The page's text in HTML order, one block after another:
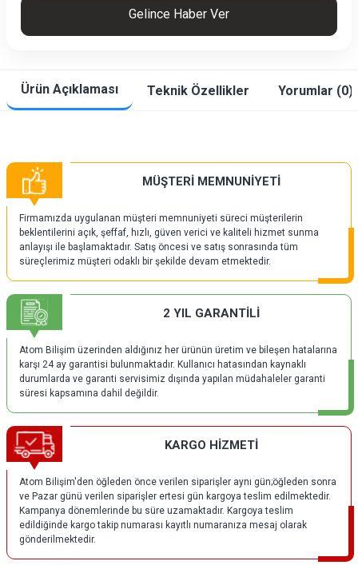
Gelince Haber Ver
Ürün Açıklaması Teknik Özellikler Yorumlar (0)
MÜŞTERİ MEMNUNİYETİ
Firmamızda uygulanan müşteri memnuniyeti süreci müşterilerin
beklentilerini açık, şeffaf, hızlı, güven verici ve kaliteli hizmet sunma
anlayışı ile başlamaktadır. Satış öncesi ve satış sonrasında tüm
süreçlerimiz müşteri odaklı bir şekilde devam etmektedir.
2 YIL GARANTİLİ
Atom Bilişim üzerinden aldığınız her ürünün üretim ve bileşen hatalarına
karşı 24 ay garantisi bulunmaktadır. Kullanıcı hatasından kaynaklı
durumlarda ve garanti servisimiz dışında yapılan müdahaleler garanti
süresi kapsamına dahil değildir.
KARGO HİZMETİ
Atom Bilişim'den öğleden önce verilen siparişler aynı gün;öğleden sonra
ve Pazar günü verilen siparişler ertesi gün kargoya teslim edilmektedir.
Kampanya dönemlerinde bu süre uzamaktadır. Kargoya teslim
edildiğinde kargo takip numarası kayıtlı numaranıza mesaj olarak
gönderilmektedir.